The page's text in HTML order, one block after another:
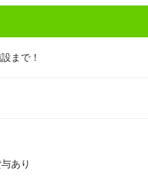
まで！
あり